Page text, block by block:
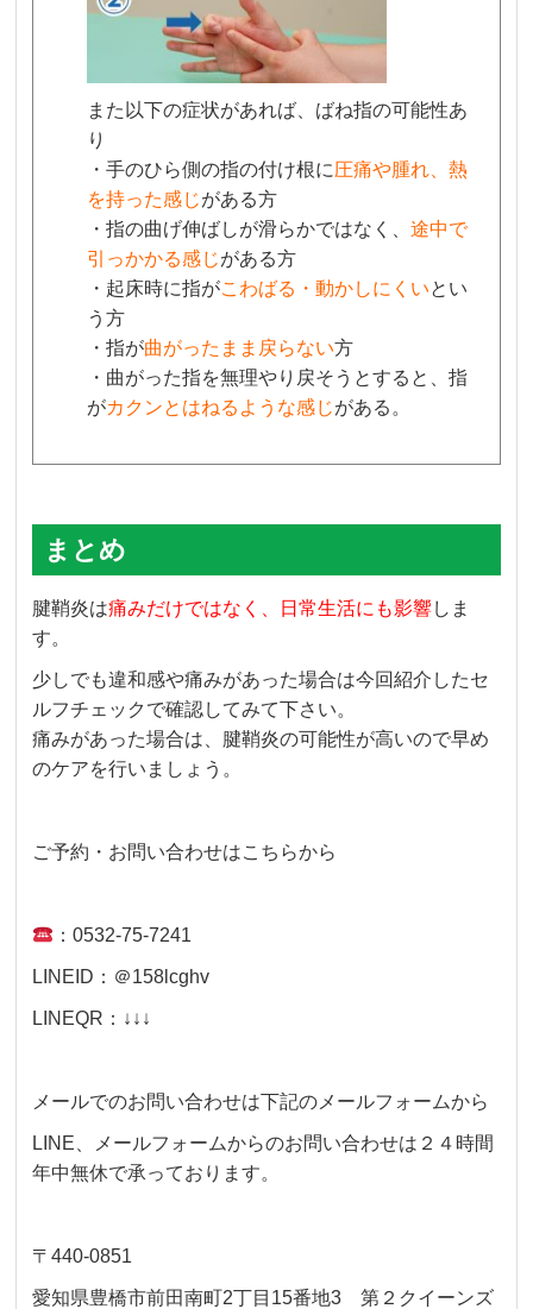
また以下の症状があれば、ばね指の可能性あ
り
・手のひら側の指の付け根に圧痛や腫れ、熱
を持った感じがある方
・指の曲げ伸ばしが滑らかではなく、途中で
引っかかる感じがある方
・起床時に指がこわばる・動かしにくいとい
う方
・指が曲がったまま戻らない方
・曲がった指を無理やり戻そうとすると、指
がカクンとはねるような感じがある。
まとめ
腱鞘炎は痛みだけではなく、日常生活にも影響しま
す。
少しでも違和感や痛みがあった場合は今回紹介したセ
ルフチェックで確認してみて下さい。
痛みがあった場合は、腱鞘炎の可能性が高いので早め
のケアを行いましょう。
ご予約・お問い合わせはこちらから
：0532-75-7241
LINEID：＠158lcghv
LINEQR：↓↓↓
メールでのお問い合わせは下記のメールフォームから
LINE、メールフォームからのお問い合わせは２４時間
年中無休で承っております。
〒440-0851
愛知県豊橋市前田南町2丁目15番地3 第２クイーンズ